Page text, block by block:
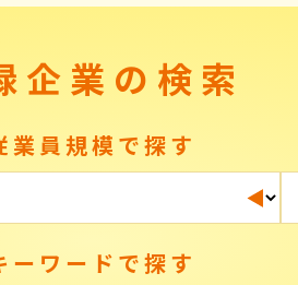
企業の検索
業員規模で探す
ーワードで探す